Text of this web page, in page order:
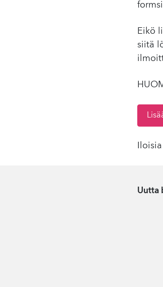
Eikö
siitä
Uutta